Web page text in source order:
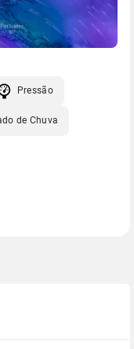
Pressão
de Chuva